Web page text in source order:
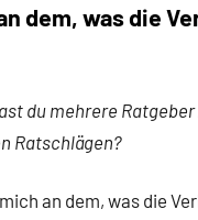
dem, was die
du mehrere
Ratschlägen?
an dem, was die